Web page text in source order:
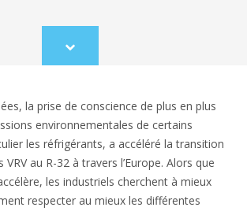
Scroll
to
la prise de conscience de plus en plus
environnementales de certains
les réfrigérants, a accéléré la transition
au R-32 à travers l’Europe. Alors que
les industriels cherchent à mieux
respecter au mieux les différentes